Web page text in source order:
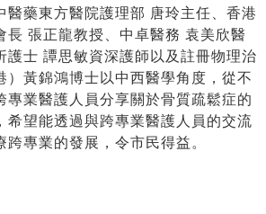
醫藥東方醫院護理部 唐玲主任、香港
長 張正龍教授、中卓醫務 袁美欣醫
護士 譚思敏資深護師以及註冊物理治
）黃錦鴻博士以中西醫學角度，從不
專業醫護人員分享關於骨質疏鬆症的
希望能透過與跨專業醫護人員的交流
專業的發展，令市民得益。